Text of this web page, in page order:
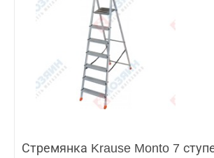
Стремянка Krause Monto 7